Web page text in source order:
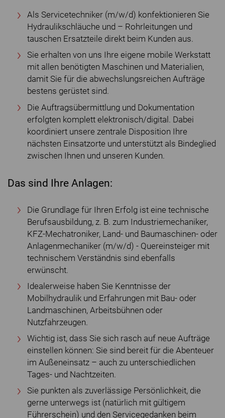
Als Servicetechniker (m/w/d) konfektionieren Sie
Hydraulikschläuche und – Rohrleitungen und
tauschen Ersatzteile direkt beim Kunden aus.
Sie erhalten von uns Ihre eigene mobile Werkstatt
mit allen benötigten Maschinen und Materialien,
damit Sie für die abwechslungsreichen Aufträge
bestens gerüstet sind.
Die Auftragsübermittlung und Dokumentation
erfolgten komplett elektronisch/digital. Dabei
koordiniert unsere zentrale Disposition Ihre
nächsten Einsatzorte und unterstützt als Bindeglied
zwischen Ihnen und unseren Kunden.
Das sind Ihre Anlagen:
Die Grundlage für Ihren Erfolg ist eine technische
Berufsausbildung, z. B. zum Industriemechaniker,
KFZ-Mechatroniker, Land- und Baumaschinen- oder
Anlagenmechaniker (m/w/d) - Quereinsteiger mit
technischem Verständnis sind ebenfalls
erwünscht.
Idealerweise haben Sie Kenntnisse der
Mobilhydraulik und Erfahrungen mit Bau- oder
Landmaschinen, Arbeitsbühnen oder
Nutzfahrzeugen.
Wichtig ist, dass Sie sich rasch auf neue Aufträge
einstellen können: Sie sind bereit für die Abenteuer
im Außeneinsatz – auch zu unterschiedlichen
Tages- und Nachtzeiten.
Sie punkten als zuverlässige Persönlichkeit, die
gerne unterwegs ist (natürlich mit gültigem
Führerschein) und den Servicegedanken beim